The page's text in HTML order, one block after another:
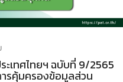
ะเทศไทยฯ ฉบับที่ 9/2565
รคุ้มครองข้อมูลส่วน